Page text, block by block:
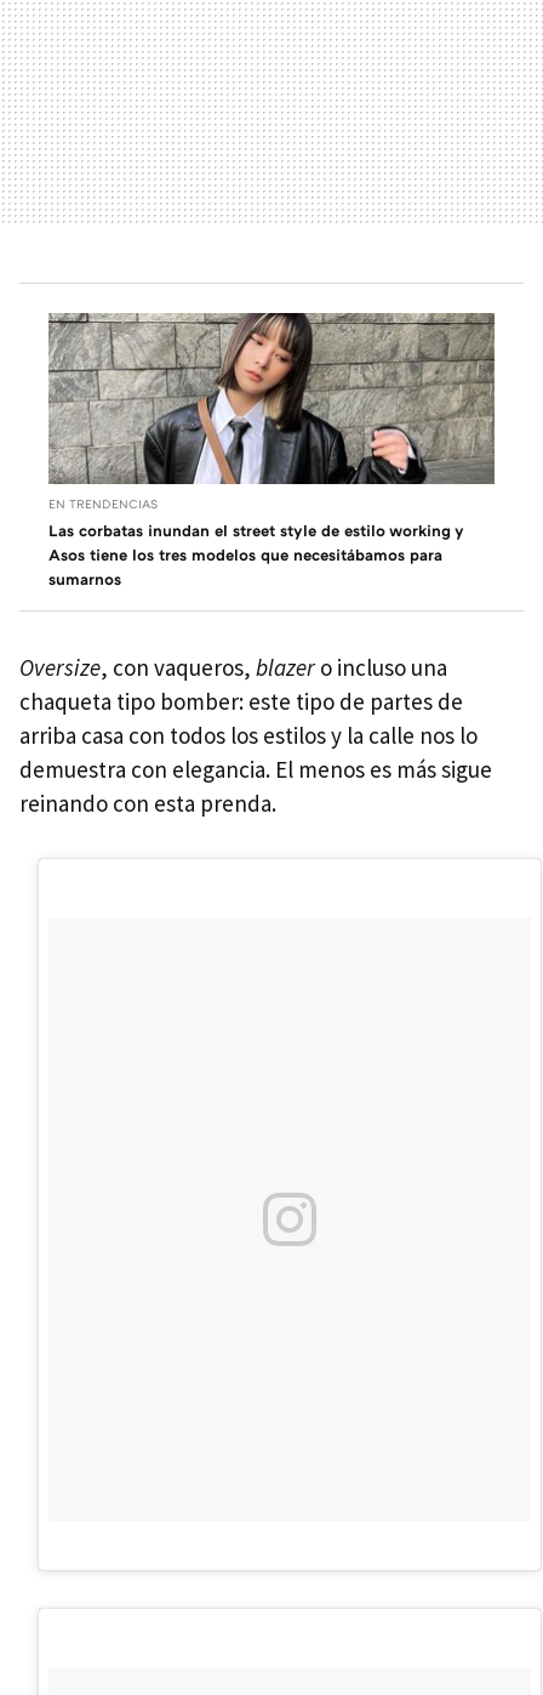
EN TRENDENCIAS
Las corbatas inundan el street style de estilo working y
Asos tiene los tres modelos que necesitábamos para
sumarnos
Oversize, con vaqueros, blazer o incluso una
chaqueta tipo bomber: este tipo de partes de
arriba casa con todos los estilos y la calle nos lo
demuestra con elegancia. El menos es más sigue
reinando con esta prenda.